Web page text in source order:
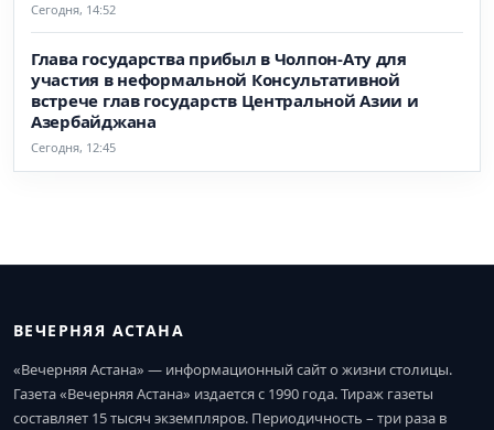
Сегодня, 14:52
Глава государства прибыл в Чолпон-Ату для
участия в неформальной Консультативной
встрече глав государств Центральной Азии и
Азербайджана
Сегодня, 12:45
ВЕЧЕРНЯЯ АСТАНА
«Вечерняя Астана» — информационный сайт о жизни столицы.
Газета «Вечерняя Астана» издается с 1990 года. Тираж газеты
составляет 15 тысяч экземпляров. Периодичность – три раза в